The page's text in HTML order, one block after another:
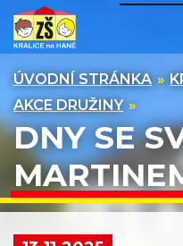
ÚVODNÍ STRÁNKA
AKCE DRUŽINY
DNY SE